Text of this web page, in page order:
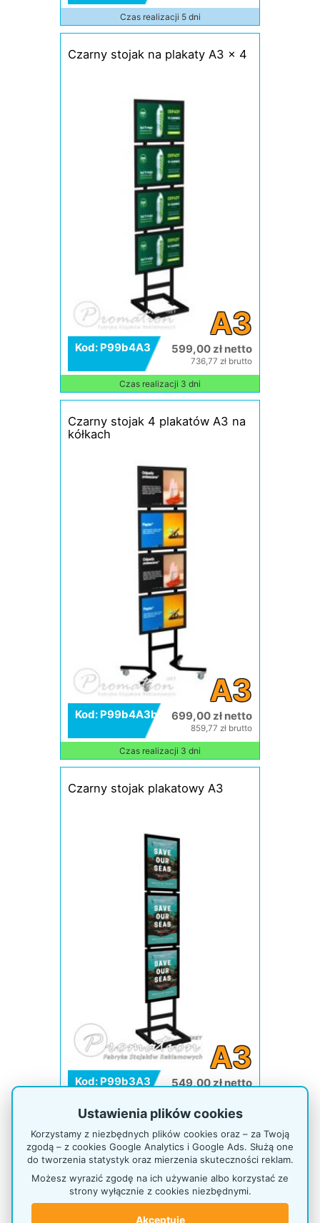
Czas realizacji 5 dni
Czarny stojak na plakaty A3 x 4
A3
Kod: P99b4A3 599,00 zł netto
736,77 zł brutto
Czas realizacji 3 dni
Czarny stojak 4 plakatów A3 na
kółkach
A3
Kod: P99b4A3bk 699,00 zł netto
859,77 zł brutto
Czas realizacji 3 dni
Czarny stojak plakatowy A3
A3
Kod: P99b3A3 549,00 zł netto
Czas realizacji 3 dni
Stojak na plakaty 3 x A3
Ustawienia plików cookies
Korzystamy z niezbędnych plików cookies oraz – za Twoją
zgodą – z cookies Google Analytics i Google Ads. Służą one
do tworzenia statystyk oraz mierzenia skuteczności reklam.
Możesz wyrazić zgodę na ich używanie albo korzystać ze
strony wyłącznie z cookies niezbędnymi.
Akceptuję